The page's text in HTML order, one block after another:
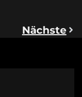
Nächste